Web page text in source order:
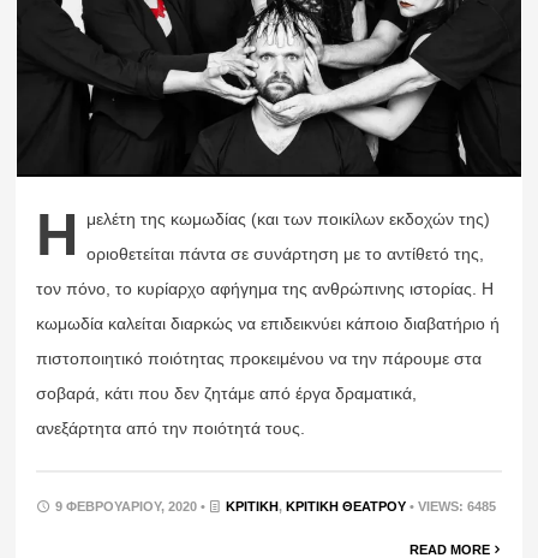
Η
μελέτη της κωμωδίας (και των ποικίλων εκδοχών της)
οριοθετείται πάντα σε συνάρτηση με το αντίθετό της,
τον πόνο, το κυρίαρχο αφήγημα της ανθρώπινης ιστορίας. Η
κωμωδία καλείται διαρκώς να επιδεικνύει κάποιο διαβατήριο ή
πιστοποιητικό ποιότητας προκειμένου να την πάρουμε στα
σοβαρά, κάτι που δεν ζητάμε από έργα δραματικά,
ανεξάρτητα από την ποιότητά τους.
9 ΦΕΒΡΟΥΑΡΊΟΥ, 2020 • ΚΡΙΤΙΚΉ,ΚΡΙΤΙΚΉ ΘΕΆΤΡΟΥ • VIEWS: 6485
READ MORE